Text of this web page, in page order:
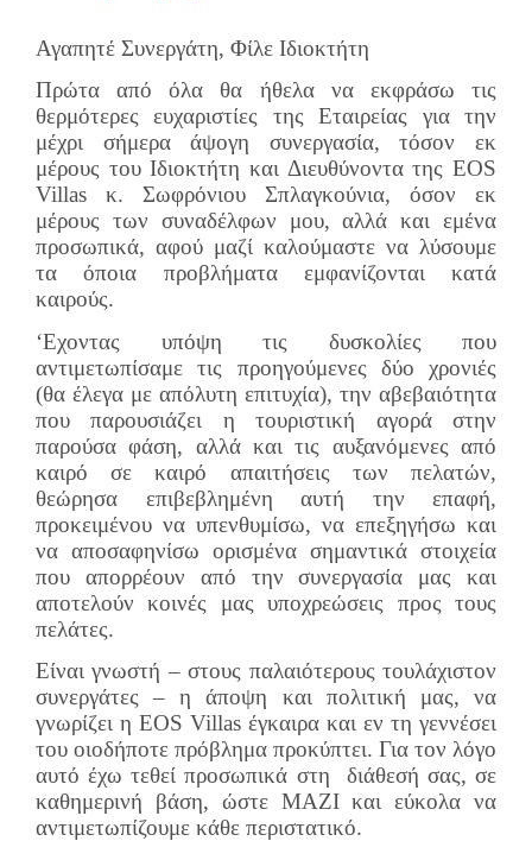
Αγαπητέ Συνεργάτη, Φίλε Ιδιοκτήτη
Πρώτα από όλα θα ήθελα να εκφράσω τις
θερμότερες ευχαριστίες της Εταιρείας για την
μέχρι σήμερα άψογη συνεργασία, τόσον εκ
μέρους του Ιδιοκτήτη και Διευθύνοντα της EOS
Villas κ. Σωφρόνιου Σπλαγκούνια, όσον εκ
μέρους των συναδέλφων μου, αλλά και εμένα
προσωπικά, αφού μαζί καλούμαστε να λύσουμε
τα όποια προβλήματα εμφανίζονται κατά
καιρούς.
‘Εχοντας υπόψη τις δυσκολίες που
αντιμετωπίσαμε τις προηγούμενες δύο χρονιές
(θα έλεγα με απόλυτη επιτυχία), την αβεβαιότητα
που παρουσιάζει η τουριστική αγορά στην
παρούσα φάση, αλλά και τις αυξανόμενες από
καιρό σε καιρό απαιτήσεις των πελατών,
θεώρησα επιβεβλημένη αυτή την επαφή,
προκειμένου να υπενθυμίσω, να επεξηγήσω και
να αποσαφηνίσω ορισμένα σημαντικά στοιχεία
που απορρέουν από την συνεργασία μας και
αποτελούν κοινές μας υποχρεώσεις προς τους
πελάτες.
Είναι γνωστή – στους παλαιότερους τουλάχιστον
συνεργάτες – η άποψη και πολιτική μας, να
γνωρίζει η EOS Villas έγκαιρα και εν τη γεννέσει
του οιοδήποτε πρόβλημα προκύπτει. Για τον λόγο
αυτό έχω τεθεί προσωπικά στη διάθεσή σας, σε
καθημερινή βάση, ώστε ΜΑΖΙ και εύκολα να
αντιμετωπίζουμε κάθε περιστατικό.